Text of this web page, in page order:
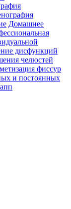
Домашнее
дисфункций
челюстей
фиссур
и постоянных